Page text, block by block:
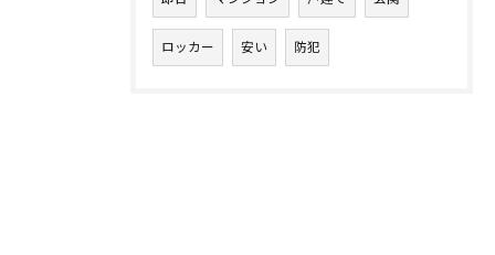
ロッカー 安い 防犯